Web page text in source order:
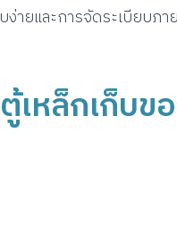
ายและการจัดระเบียบภา
ล็กเก็บข